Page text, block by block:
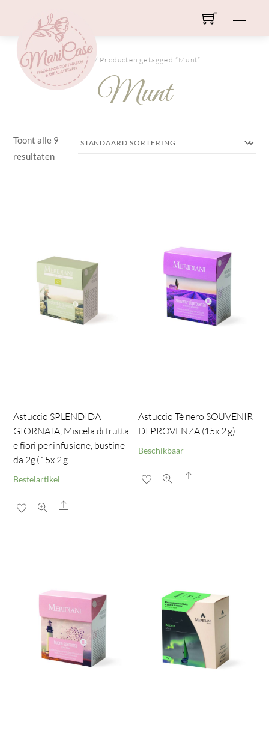
content
HOME / Producten getagged “Munt”
Munt
Toont alle 9
resultaten
Astuccio SPLENDIDA
GIORNATA, Miscela di frutta
e fiori per infusione, bustine
da 2g (15x 2 g
Bestelartikel
Share
Astuccio Tè nero SOUVENIR
DI PROVENZA (15x 2 g)
Beschikbaar
Share